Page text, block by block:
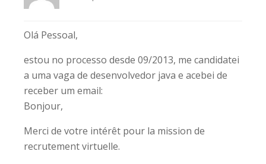
Olá Pessoal,
estou no processo desde 09/2013, me candidatei
a uma vaga de desenvolvedor java e acebei de
receber um email:
Bonjour,
Merci de votre intérêt pour la mission de
recrutement virtuelle.